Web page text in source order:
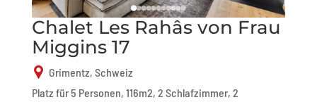
Chalet Les Rahâs von Frau
Miggins 17
Grimentz, Schweiz
Platz für 5 Personen, 116m2, 2 Schlafzimmer, 2